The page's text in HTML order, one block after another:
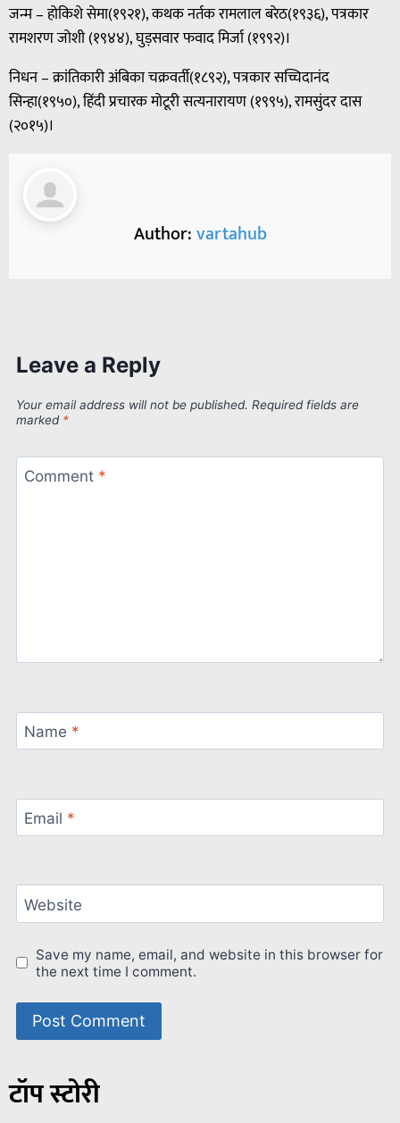
जन्म – होकिशे सेमा(१९२१), कथक नर्तक रामलाल बरेठ(१९३६), पत्रकार
रामशरण जोशी (१९४४), घुड़सवार फवाद मिर्जा (१९९२)।
निधन – क्रांतिकारी अंबिका चक्रवर्ती(१८९२), पत्रकार सच्चिदानंद
सिन्हा(१९५०), हिंदी प्रचारक मोटूरी सत्यनारायण (१९९५), रामसुंदर दास
(२०१५)।
Author:vartahub
Leave a Reply
Your email address will not be published. Required fields are
marked *
Comment *
Name *
Email *
Website
Save my name, email, and website in this browser for
the next time I comment.
टॉप स्टोरी